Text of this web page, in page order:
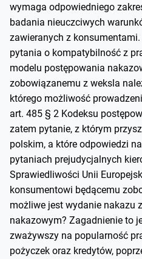
wymaga odpowiedniego
badania nieuczciwych
zawieranych z
pytania o kompatybilność z
modelu postępowania
zobowiązanemu z weksla
którego możliwość
art. 485 § 2 Kodeksu
zatem pytanie, z którym
polskim, a które odpowiedzi
pytaniach prejudycjalnych
Sprawiedliwości Unii
konsumentowi będącemu
możliwe jest wydanie nakazu
nakazowym? Zagadnienie to
zważywszy na popularność
pożyczek oraz kredytów,